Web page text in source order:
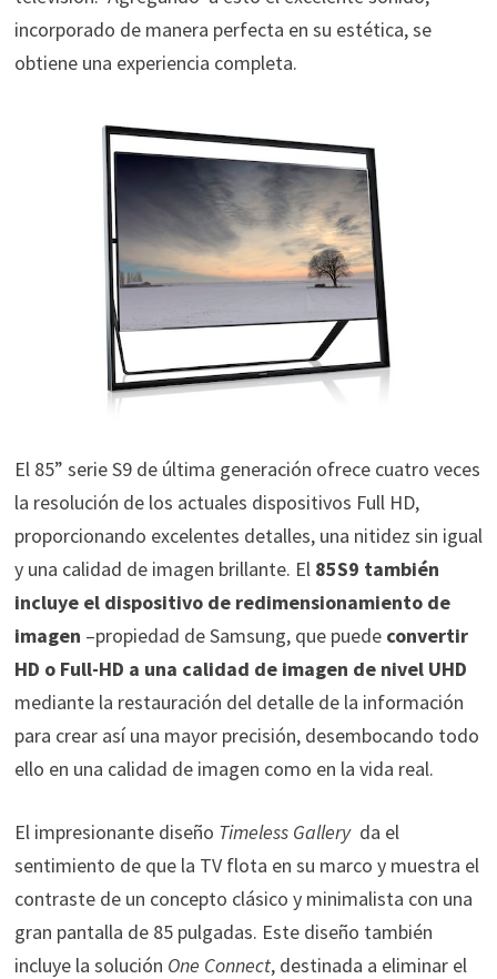
incorporado de manera perfecta en su estética, se
obtiene una experiencia completa.
El 85” serie S9 de última generación ofrece cuatro veces
la resolución de los actuales dispositivos Full HD,
proporcionando excelentes detalles, una nitidez sin igual
y una calidad de imagen brillante. El 85S9 también
incluye el dispositivo de redimensionamiento de
imagen –propiedad de Samsung, que puede convertir
HD o Full-HD a una calidad de imagen de nivel UHD
mediante la restauración del detalle de la información
para crear así una mayor precisión, desembocando todo
ello en una calidad de imagen como en la vida real.
El impresionante diseño Timeless Galleryda el
sentimiento de que la TV flota en su marco y muestra el
contraste de un concepto clásico y minimalista con una
gran pantalla de 85 pulgadas. Este diseño también
incluye la solución One Connect, destinada a eliminar el